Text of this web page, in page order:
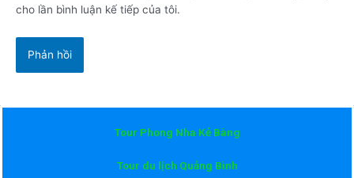
cho lần bình luận kế tiếp của tôi.
Tour Phong Nha Kẻ Bàng
Tour du lịch Quảng Bình